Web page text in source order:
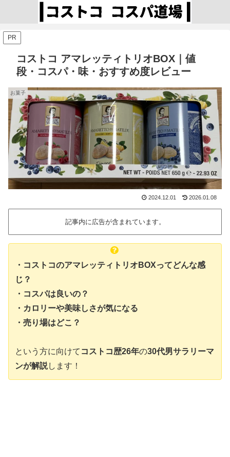
PR
コストコ アマレッティトリオBOX｜値
段・コスパ・味・おすすめ度レビュー
お菓子
2024.12.01 2026.01.08
記事内に広告が含まれています。
・コストコのアマレッティトリオBOXってどんな感
じ？
・コスパは良いの？
・カロリーや美味しさが気になる
・売り場はどこ？
という方に向けて コストコ歴26年の30代男サラリーマ
ンが解説します！